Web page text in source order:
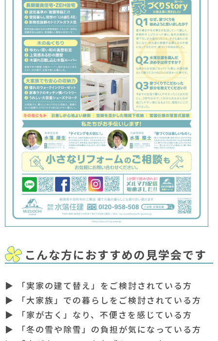
こんな方におすすめの見学会です
▶ 「実家の建て替え」をご検討されている方
▶ 「大家族」での暮らしをご検討されている方
▶ 「家が古く」なり、不便さを感じている方
▶ 「冬の雪や除雪」の負担が気になっている方